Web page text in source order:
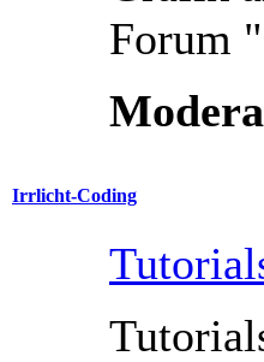
Forum
Irrlicht-Coding